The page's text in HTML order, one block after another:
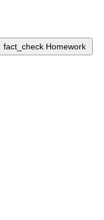
fact_check Homework